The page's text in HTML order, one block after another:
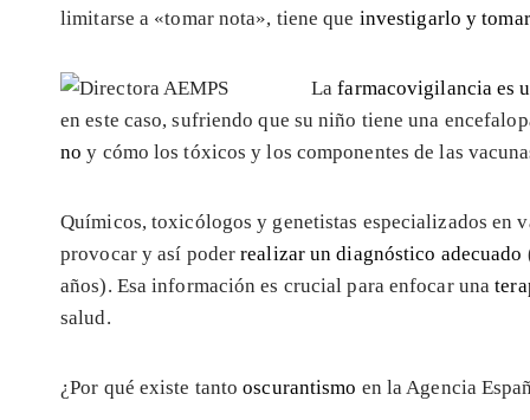
limitarse a «tomar nota», tiene que investigarlo y
Lafarmacovigilancia es
en este caso, sufriendo que su niño tiene una
no y cómo los tóxicos y los componentes de las
Químicos, toxicólogos y genetistas especializados en
provocar y así poderrealizar un diagnóstico adecuado
años). Esa información es crucial para enfocar una
salud.
¿Por qué existe tantooscurantismo en la Agencia